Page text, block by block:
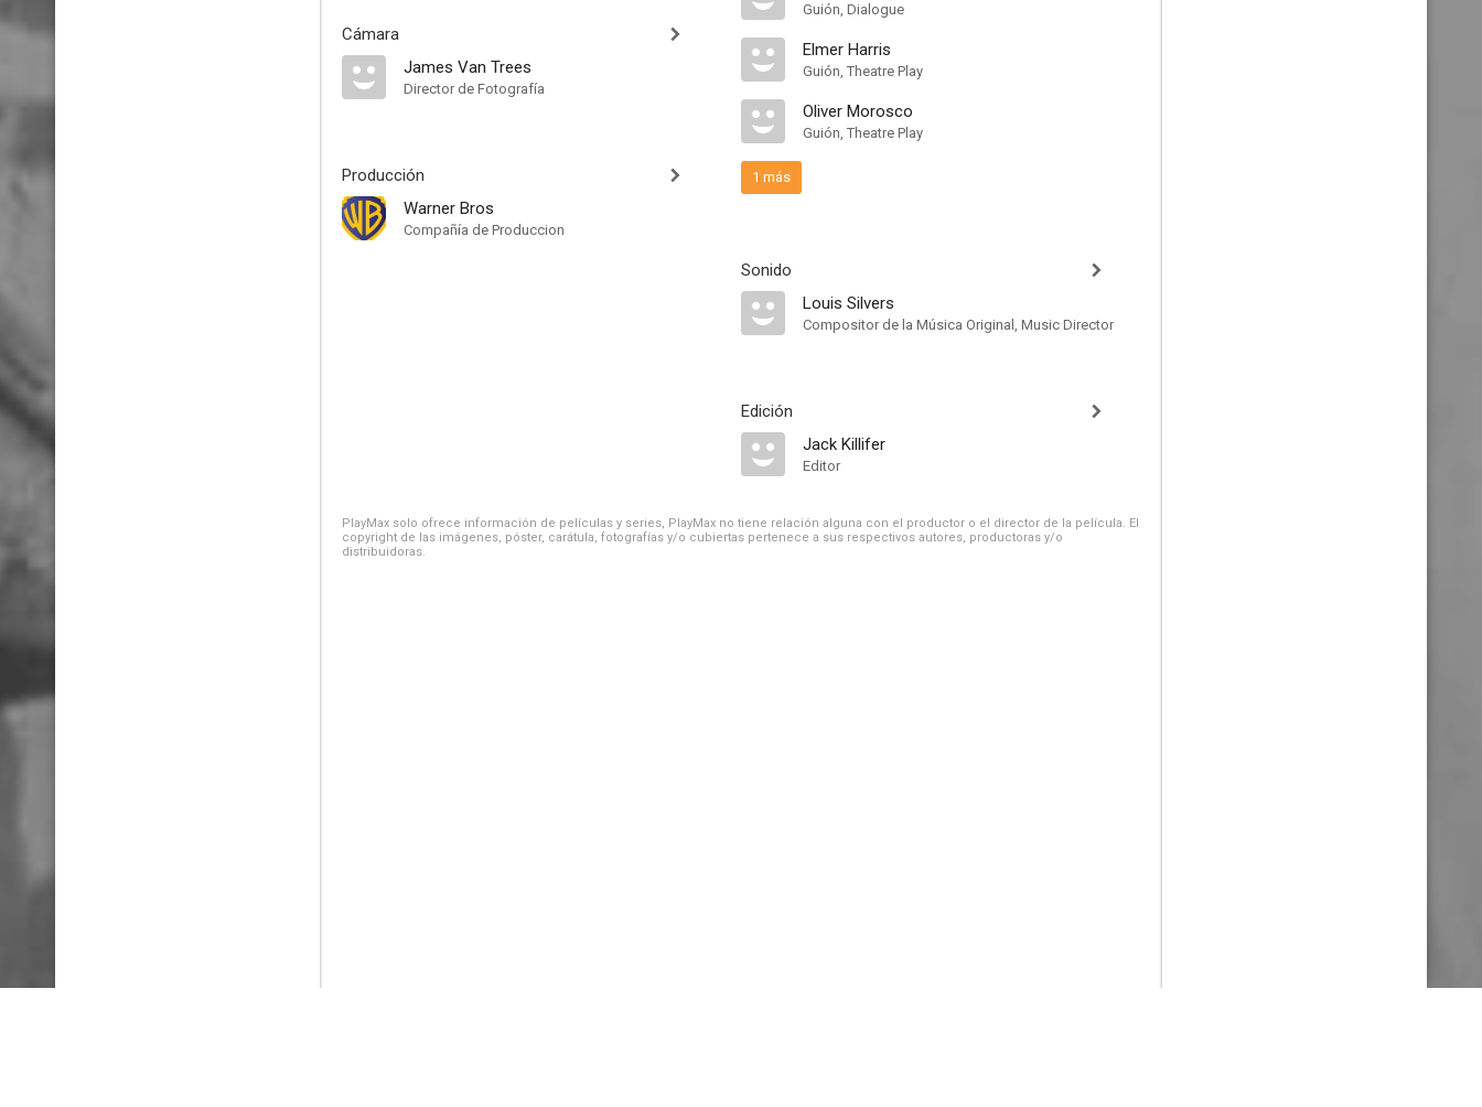
Cámara
James Van Trees
Director de Fotografía
Producción
Warner Bros
Compañía de Produccion
Guión, Dialogue
Elmer Harris
Guión, Theatre Play
Oliver Morosco
Guión, Theatre Play
1 más
Sonido
Louis Silvers
Compositor de la Música Original, Music Director
Edición
Jack Killifer
Editor
PlayMax solo ofrece información de películas y series, PlayMax no tiene relación alguna con el productor o el director de la película. El
copyright de las imágenes, póster, carátula, fotografías y/o cubiertas pertenece a sus respectivos autores, productoras y/o
distribuidoras.